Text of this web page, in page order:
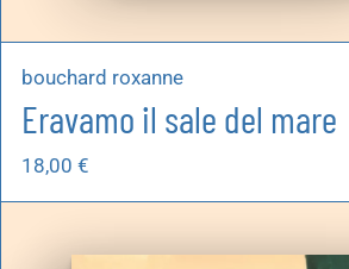
bouchard roxanne
Eravamo il sale del mare
18,00 €